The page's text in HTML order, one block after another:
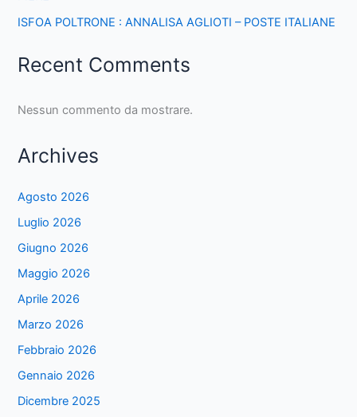
ISFOA POLTRONE : ANNALISA AGLIOTI – POSTE ITALIANE
Recent Comments
Nessun commento da mostrare.
Archives
Agosto 2026
Luglio 2026
Giugno 2026
Maggio 2026
Aprile 2026
Marzo 2026
Febbraio 2026
Gennaio 2026
Dicembre 2025